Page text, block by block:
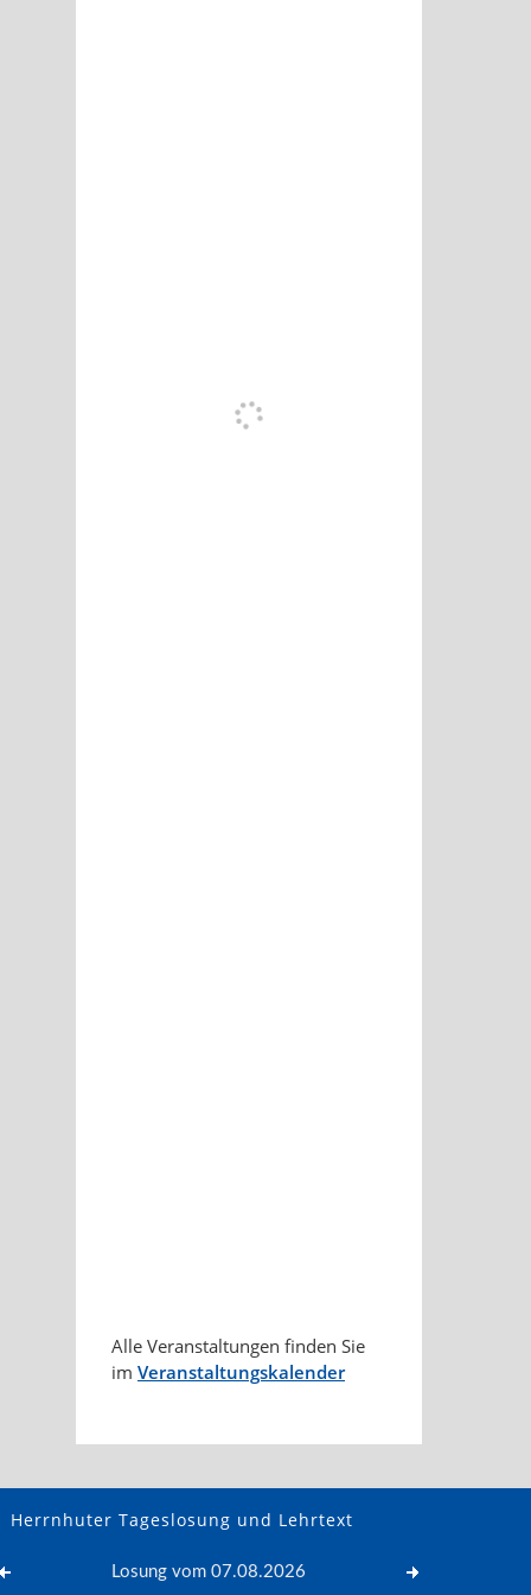
Alle Veranstaltungen finden Sie
im Veranstaltungskalender
Herrnhuter Tageslosung und Lehrtext